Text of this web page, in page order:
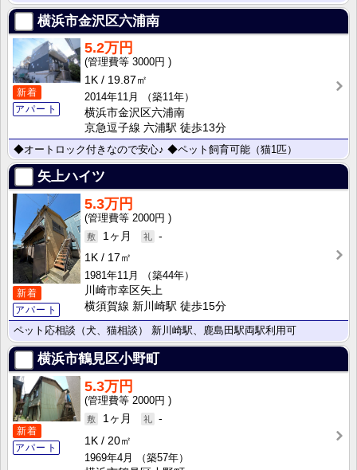
横浜市金沢区六浦南
新着
アパート
5.2万円
3000円
1K
19.87㎡
2014年11月
（築11年）
横浜市金沢区六浦南
京急逗子線 六浦駅 徒歩13分
◆オートロック付きなので安心♪ ◆ペット飼育可能（猫1匹）
矢上ハイツ
新着
アパート
5.3万円
2000円
1ヶ月
-
1K
17㎡
1981年11月
（築44年）
川崎市幸区矢上
横須賀線 新川崎駅 徒歩15分
ペット応相談（犬、猫相談） 新川崎駅、鹿島田駅両駅利用可
横浜市鶴見区小野町
新着
アパート
5.3万円
2000円
1ヶ月
-
1K
20㎡
1969年4月
（築57年）